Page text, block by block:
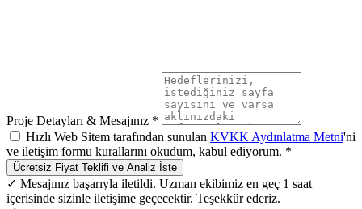
Proje Detayları & Mesajınız *
Hızlı Web Sitem tarafından sunulan KVKK Aydınlatma Metni'ni
ve iletişim formu kurallarını okudum, kabul ediyorum. *
Ücretsiz Fiyat Teklifi ve Analiz İste
✓ Mesajınız başarıyla iletildi. Uzman ekibimiz en geç 1 saat
içerisinde sizinle iletişime geçecektir. Teşekkür ederiz.